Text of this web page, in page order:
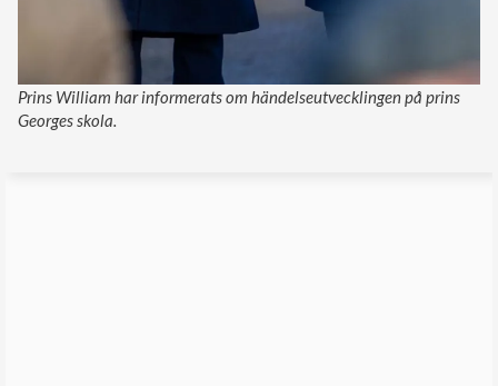
Prins William har informerats om händelseutvecklingen på prins
Georges skola.